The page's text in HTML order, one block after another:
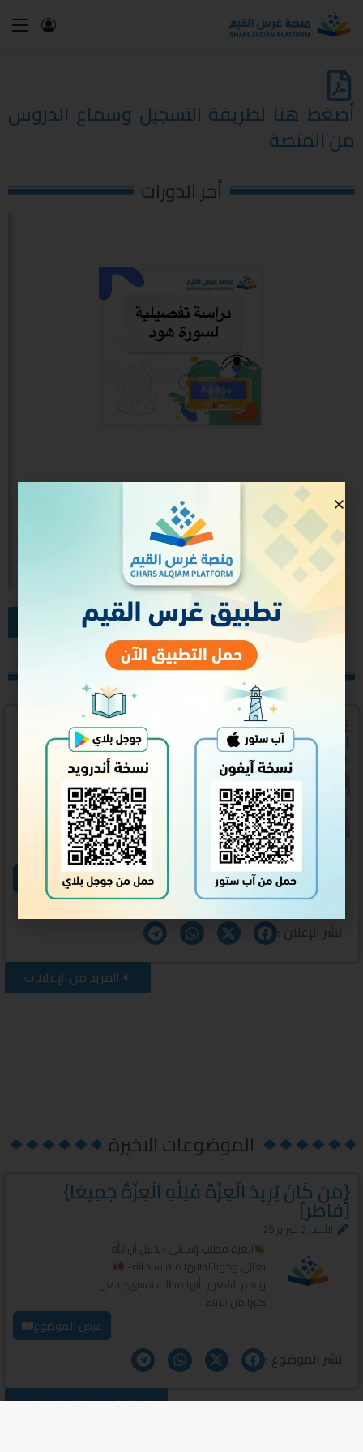
أضغط هنا لطريقة التسجيل وسماع الدروس
من المنصة
أخر الدورات
دراسة تفصيلية لسورة هود
تصفح جميع الدورات
الإعلانات الاخيرة
لقاء مناقشة الكتاب الثالث في الرزمة
القرائية الأولى للأمهات والمربيات
بعد رحلةٍ مع كتاب «أسئلة الأطفال
الإيمانية» للدكتور عبدالله الركف، نلتقي
بكن في جلسةٍ حوارية نتدارس فيها أبرز
الأفكار، ونتبادل...
عرض الإعلان
تاريخ النشر:الثلاثاء, 4 أغسطس 26 الإعلان : 58228
نشر الإعلان :
المزيد من الإعلانات
الموضوعات الاخيرة
{مَن كَانَ يُرِيدُ الْعِزَّةَ فَلِلَّهِ الْعِزَّةُ جَمِيعًا}
[فاطر]
الأحد, 2 فبراير 25
العزة مطلب إنساني -بدليل أن الله
تعالى وجهنا لطلبها منه سبحانه-
وعدم الشعور بأنها مطلب نفسي؛ يجعل
كثيرا من الآباء...
عرض الموضوع
نشر الموضوع :
المزيد من الموضوعات